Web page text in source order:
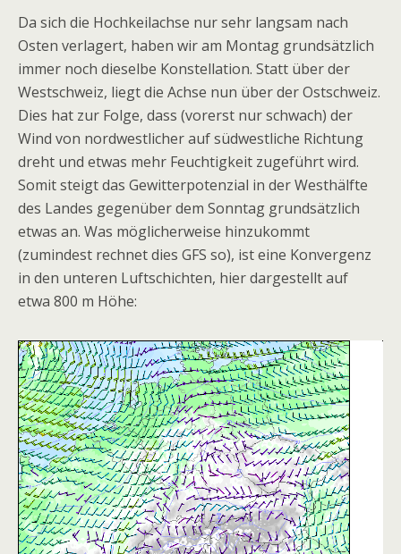
Da sich die Hochkeilachse nur sehr langsam nach
Osten verlagert, haben wir am Montag grundsätzlich
immer noch dieselbe Konstellation. Statt über der
Westschweiz, liegt die Achse nun über der Ostschweiz.
Dies hat zur Folge, dass (vorerst nur schwach) der
Wind von nordwestlicher auf südwestliche Richtung
dreht und etwas mehr Feuchtigkeit zugeführt wird.
Somit steigt das Gewitterpotenzial in der Westhälfte
des Landes gegenüber dem Sonntag grundsätzlich
etwas an. Was möglicherweise hinzukommt
(zumindest rechnet dies GFS so), ist eine Konvergenz
in den unteren Luftschichten, hier dargestellt auf
etwa 800 m Höhe: